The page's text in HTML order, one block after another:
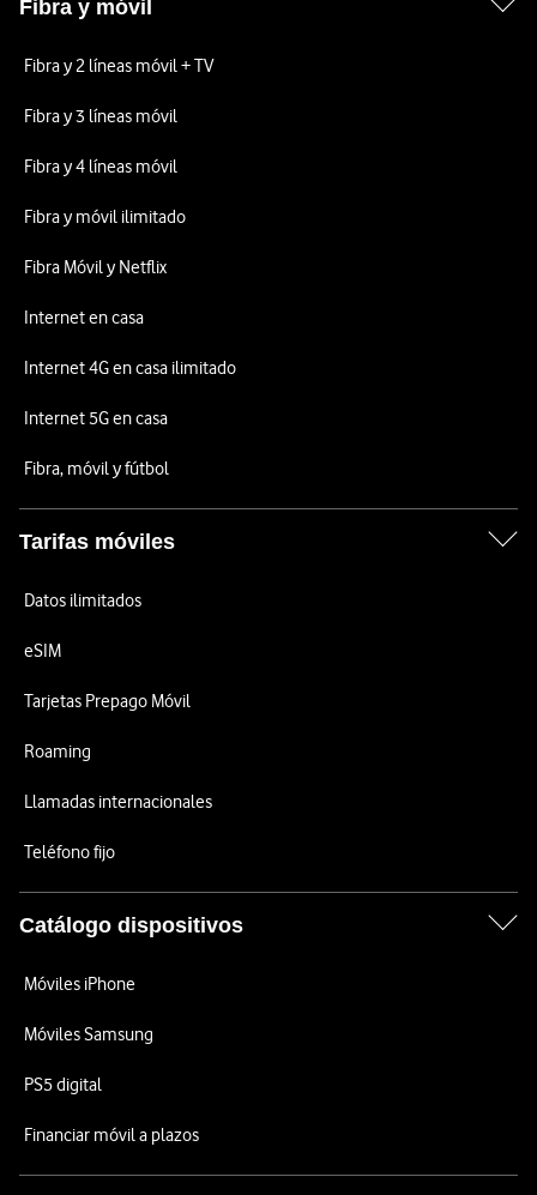
Fibra y móvil
Fibra y 2 líneas móvil + TV
Fibra y 3 líneas móvil
Fibra y 4 líneas móvil
Fibra y móvil ilimitado
Fibra Móvil y Netflix
Internet en casa
Internet 4G en casa ilimitado
Internet 5G en casa
Fibra, móvil y fútbol
Tarifas móviles
Datos ilimitados
eSIM
Tarjetas Prepago Móvil
Roaming
Llamadas internacionales
Teléfono fijo
Catálogo dispositivos
Móviles iPhone
Móviles Samsung
PS5 digital
Financiar móvil a plazos